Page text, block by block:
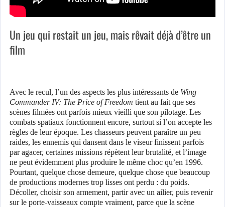
Un jeu qui restait un jeu, mais rêvait déjà d’être un
film
Avec le recul, l’un des aspects les plus intéressants de Wing
Commander IV: The Price of Freedom tient au fait que ses
scènes filmées ont parfois mieux vieilli que son pilotage. Les
combats spatiaux fonctionnent encore, surtout si l’on accepte les
règles de leur époque. Les chasseurs peuvent paraître un peu
raides, les ennemis qui dansent dans le viseur finissent parfois
par agacer, certaines missions répètent leur brutalité, et l’image
ne peut évidemment plus produire le même choc qu’en 1996.
Pourtant, quelque chose demeure, quelque chose que beaucoup
de productions modernes trop lisses ont perdu : du poids.
Décoller, choisir son armement, partir avec un ailier, puis revenir
sur le porte-vaisseaux compte vraiment, parce que la scène